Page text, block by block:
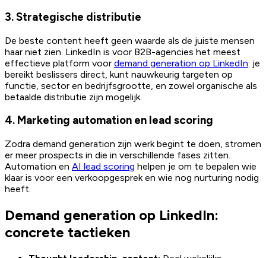
3. Strategische distributie
De beste content heeft geen waarde als de juiste mensen
haar niet zien. LinkedIn is voor B2B-agencies het meest
effectieve platform voor demand generation op LinkedIn: je
bereikt beslissers direct, kunt nauwkeurig targeten op
functie, sector en bedrijfsgrootte, en zowel organische als
betaalde distributie zijn mogelijk.
4. Marketing automation en lead scoring
Zodra demand generation zijn werk begint te doen, stromen
er meer prospects in die in verschillende fases zitten.
Automation en AI lead scoring helpen je om te bepalen wie
klaar is voor een verkoopgesprek en wie nog nurturing nodig
heeft.
Demand generation op LinkedIn:
concrete tactieken